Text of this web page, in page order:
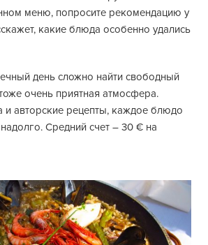
меню, попросите рекомендацию у
какие блюда особенно удались
день сложно найти свободный
очень приятная атмосфера.
и авторские рецепты, каждое блюдо
Средний счет – 30 € на